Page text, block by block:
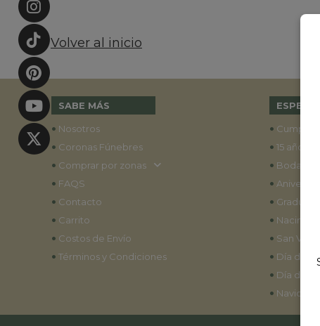
Volver al inicio
SABE MÁS
• Nosotros
• Coronas Fúnebres
• Comprar por zonas
• FAQS
• Contacto
• Carrito
• Costos de Envío
• Términos y Condiciones
•
• 15 años
• Bodas
•
•
•
• San
• Día de la
• Día de la
• Navidad